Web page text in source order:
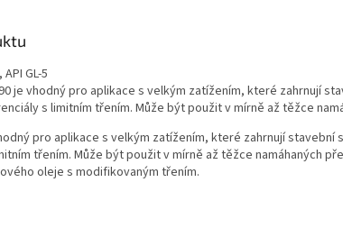
GL-5
90 je vhodný pro aplikace s velkým zatížením, které zahrnují
s limitním třením. Může být použit v mírně až těžce
pro aplikace s velkým zatížením, které zahrnují
třením. Může být použit v mírně až těžce namáhaných
oleje s modifikovaným třením.